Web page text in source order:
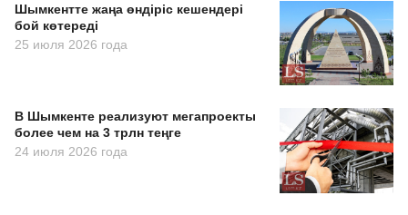
Шымкентте жаңа өндіріс кешендері
бой көтереді
25 июля 2026 года
В Шымкенте реализуют мегапроекты
более чем на 3 трлн теңге
24 июля 2026 года